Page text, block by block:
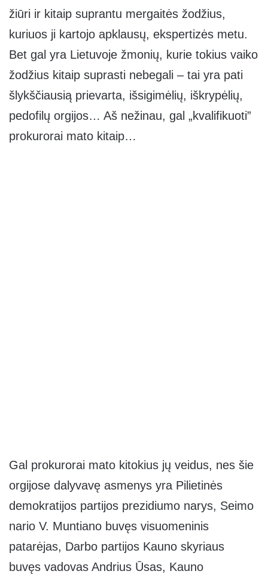
žiūri ir kitaip suprantu mergaitės žodžius,
kuriuos ji kartojo apklausų, ekspertizės metu.
Bet gal yra Lietuvoje žmonių, kurie tokius vaiko
žodžius kitaip suprasti nebegali – tai yra pati
šlykščiausią prievarta, išsigimėlių, iškrypėlių,
pedofilų orgijos… Aš nežinau, gal „kvalifikuoti”
prokurorai mato kitaip…
Gal prokurorai mato kitokius jų veidus, nes šie
orgijose dalyvavę asmenys yra Pilietinės
demokratijos partijos prezidiumo narys, Seimo
nario V. Muntiano buvęs visuomeninis
patarėjas, Darbo partijos Kauno skyriaus
buvęs vadovas Andrius Ūsas, Kauno